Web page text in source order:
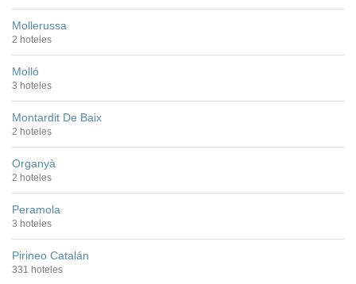
Mollerussa
2 hoteles
Molló
3 hoteles
Montardit De Baix
2 hoteles
Organyà
2 hoteles
Peramola
3 hoteles
Pirineo Catalán
331 hoteles